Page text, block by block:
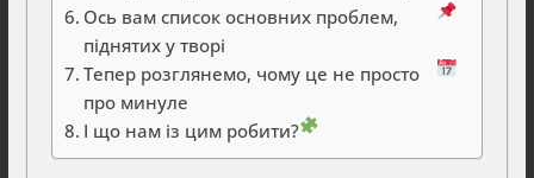
Ось вам список основних проблем,
піднятих у творі
Тепер розглянемо, чому це не просто
про минуле
І що нам із цим робити?